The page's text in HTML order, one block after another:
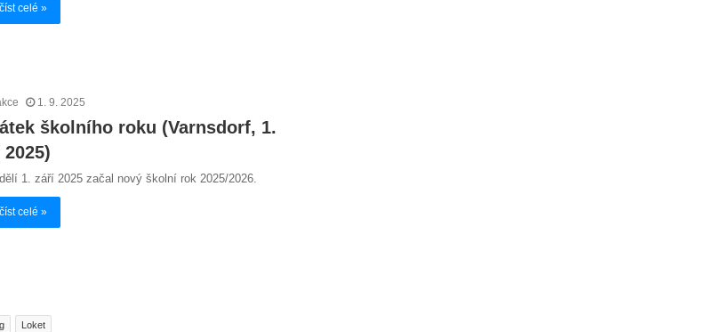
celé »
1. 9. 2025
školního roku (Varnsdorf, 1.
1. září 2025 začal nový školní rok 2025/2026.
celé »
Loket